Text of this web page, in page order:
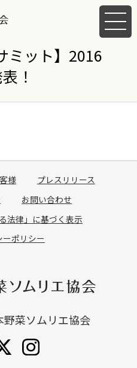
メ
ニ
ー
く
ミット】2016
！
様
プレスリリース
お問い合わせ
法律」に基づく表示
ーポリシー
菜ソムリエ協会